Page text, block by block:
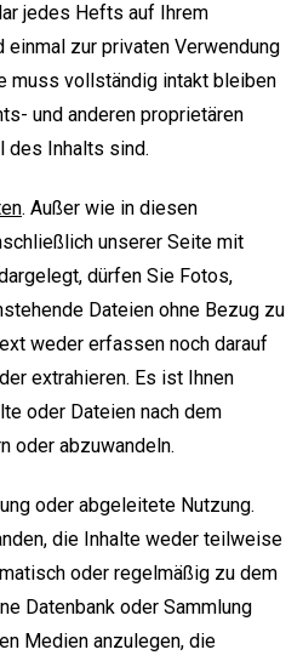
jedes Hefts auf Ihrem
einmal zur privaten Verwendung
muss vollständig intakt bleiben
und anderen proprietären
des Inhalts sind.
. Außer wie in diesen
unserer Seite mit
dürfen Sie Fotos,
Dateien ohne Bezug zu
weder erfassen noch darauf
extrahieren. Es ist Ihnen
oder Dateien nach dem
oder abzuwandeln.
oder abgeleitete Nutzung.
die Inhalte weder teilweise
oder regelmäßig zu dem
Datenbank oder Sammlung
Medien anzulegen, die